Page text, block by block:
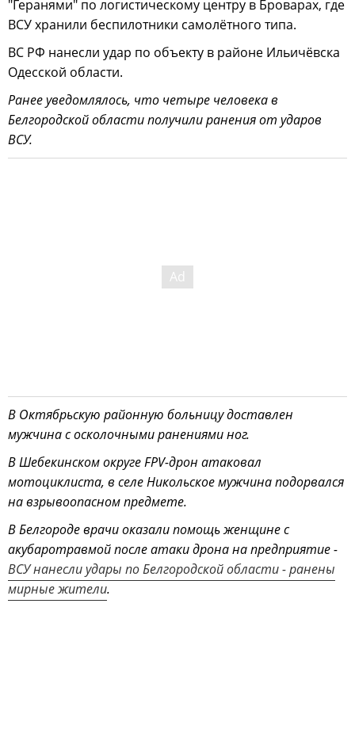
"Геранями" по логистическому центру в Броварах, где
ВСУ хранили беспилотники самолётного типа.
ВС РФ нанесли удар по объекту в районе Ильичёвска
Одесской области.
Ранее уведомлялось, что четыре человека в
Белгородской области получили ранения от ударов
ВСУ.
В Октябрьскую районную больницу доставлен
мужчина с осколочными ранениями ног.
В Шебекинском округе FPV-дрон атаковал
мотоциклиста, в селе Никольское мужчина подорвался
на взрывоопасном предмете.
В Белгороде врачи оказали помощь женщине с
акубаротравмой после атаки дрона на предприятие -
ВСУ нанесли удары по Белгородской области - ранены
мирные жители.